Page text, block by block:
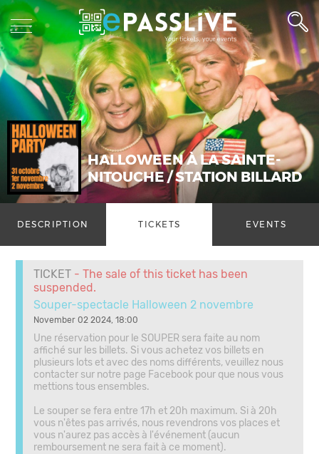
HALLOWEEN À LA SAINTE-
NITOUCHE / STATION BILLARD
DESCRIPTION TICKETS EVENTS
TICKET - The sale of this ticket has been
suspended.
Souper-spectacle Halloween 2 novembre
November 02 2024, 18:00
Une réservation pour le SOUPER sera faite au nom
affiché sur les billets. Si vous achetez vos billets en
plusieurs lots et avec des noms différents, veuillez nous
contacter sur notre page Facebook pour que nous vous
mettions tous ensembles.
Le souper se fera entre 17h et 20h maximum. Si à 20h
vous n'êtes pas arrivés, nous revendrons vos places et
vous n'aurez pas accès à l'événement (aucun
remboursement ne sera fait à ce moment).